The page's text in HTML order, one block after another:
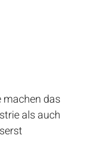
machen das
als auch